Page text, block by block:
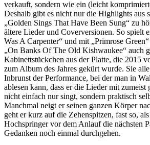
verkauft, sondern wie ein (leicht
Deshalb gibt es nicht nur die Highlights aus
„Golden Sings That Have Been Sung“ zu
ältere Lieder und Coverversionen. So spielt
Was A Carpenter“ und mit „Primrose
„On Banks Of The Old Kishwaukee“ auch
Kabinettstückchen aus der Platte, die 2015
zum Album des Jahres gekürt wurde. Sie
Inbrunst der Performance, bei der man in
ablesen kann, dass er die Lieder mit zumeist
nicht einfach nur singt, sondern praktisch
Manchmal neigt er seinen ganzen Körper
geht er kurz auf die Zehenspitzen, fast so,
Hochspringer vor dem Anlauf die nächsten
Gedanken noch einmal durchgehen.